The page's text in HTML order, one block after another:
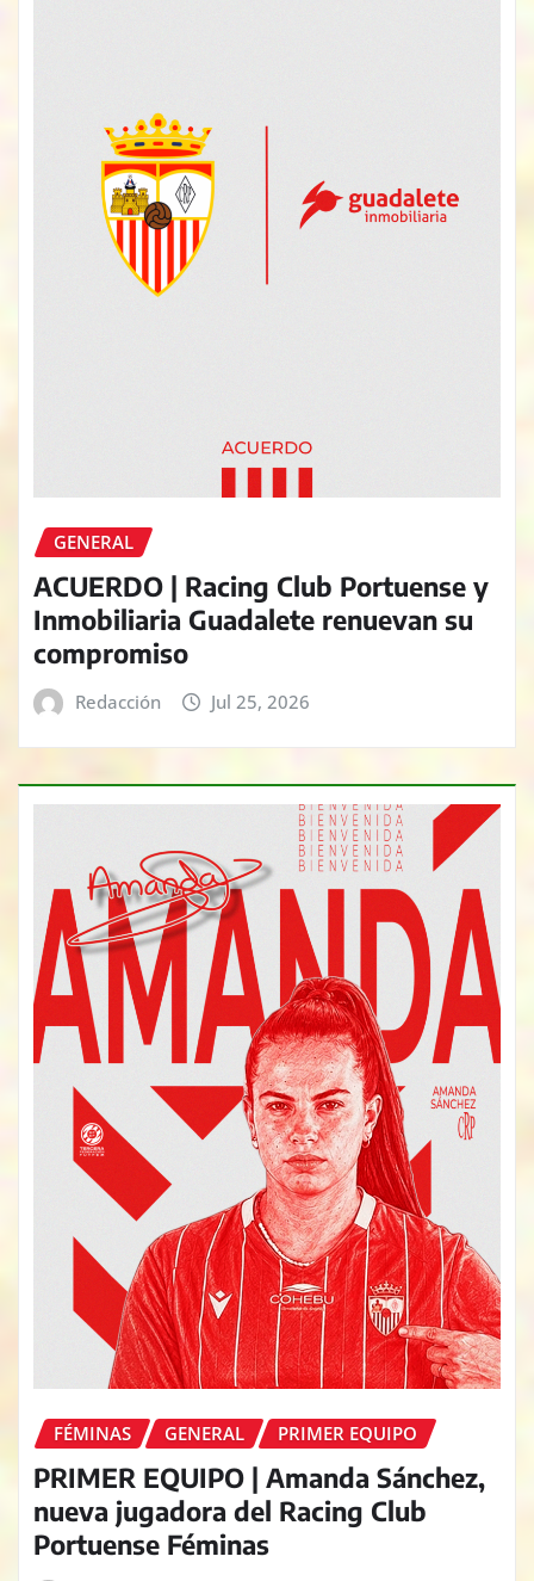
GENERAL
ACUERDO | Racing Club Portuense y
Inmobiliaria Guadalete renuevan su
compromiso
Redacción Jul 25, 2026
FÉMINAS GENERAL PRIMER EQUIPO
PRIMER EQUIPO | Amanda Sánchez,
nueva jugadora del Racing Club
Portuense Féminas